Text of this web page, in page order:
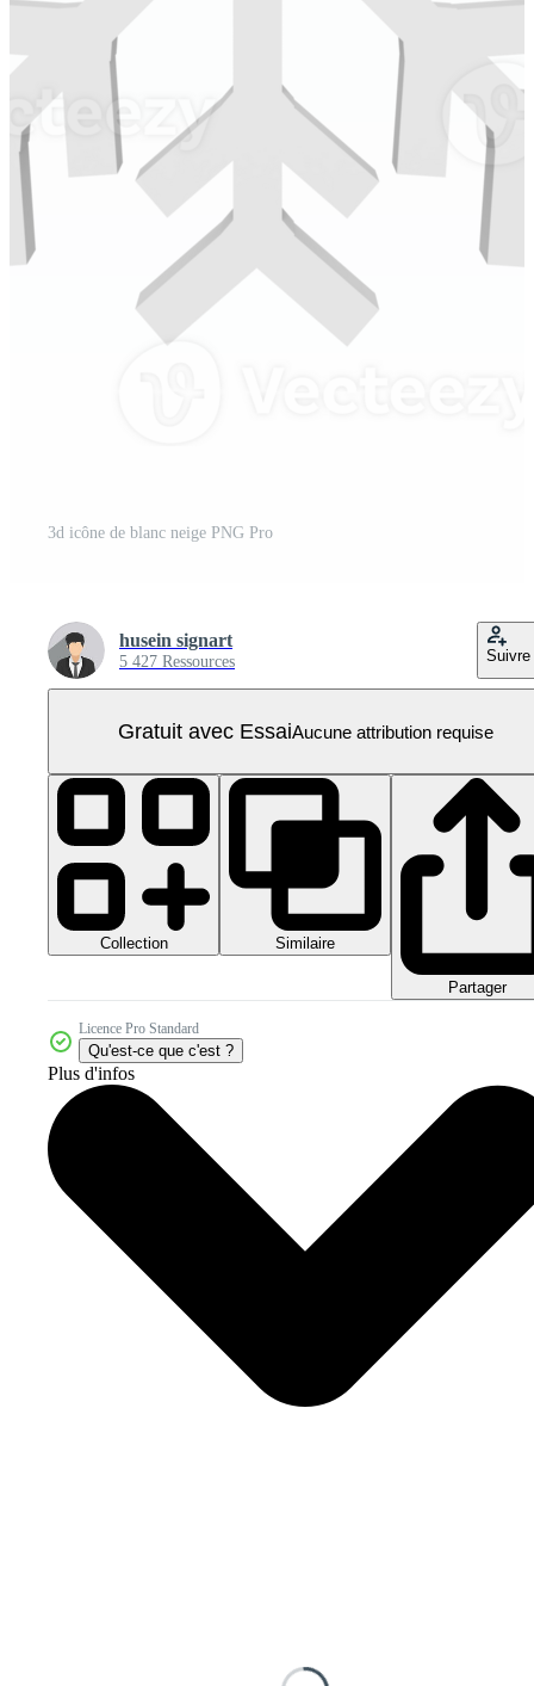
3d icône de blanc neige PNG Pro
husein signart
5 427 Ressources Suivre
Gratuit avec EssaiAucune attribution requise
Collection Similaire
Partager
Licence Pro Standard
Qu'est-ce que c'est ?
Plus d'infos